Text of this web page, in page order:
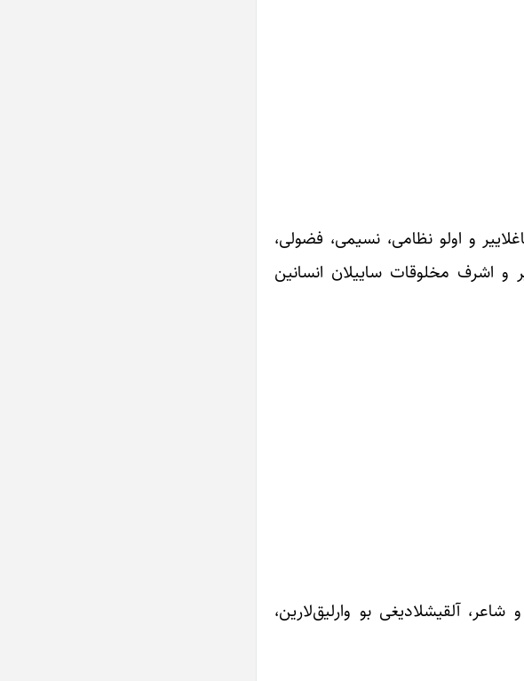
و اولو نظامی، ‌نسیمی، فضولی،
و اشرف مخلوقات ساییلان انسانین
آلقیشلادیغی بو وارلیق‌لارین،